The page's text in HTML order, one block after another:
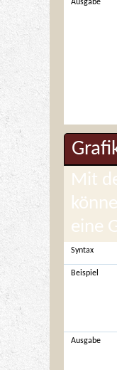
Ausgabe
Mit
eine
Syntax
Beispiel
Ausgabe